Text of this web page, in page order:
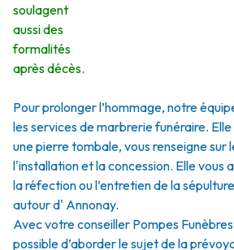
soulagent
aussi des
formalités
après décès.
Pour prolonger l’hommage, notre
les services de marbrerie funéraire.
une pierre tombale, vous renseigne sur
l'installation et la concession. Elle vous
la réfection ou l’entretien de la
autour d' Annonay.
Avec votre conseiller Pompes
possible d’aborder le sujet de la